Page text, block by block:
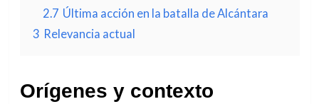
2.7 Última acción en la batalla de Alcántara
3 Relevancia actual
Orígenes y contexto